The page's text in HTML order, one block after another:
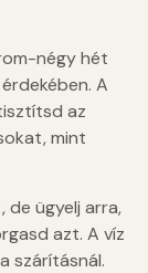
négy hét
A
az
mint
de ügyelj arra,
azt. A víz
szárításnál.